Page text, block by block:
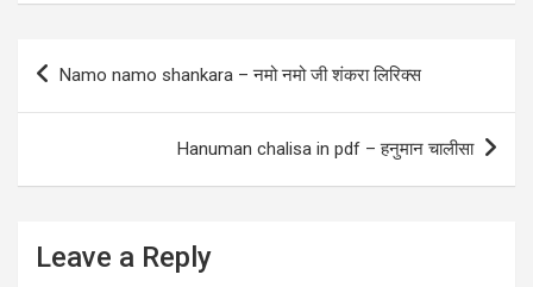
o
t
A
p
Post
Namo namo shankara – नमो नमो जी शंकरा लिरिक्स
Hanuman chalisa in pdf – हनुमान चालीसा
Leave a Reply